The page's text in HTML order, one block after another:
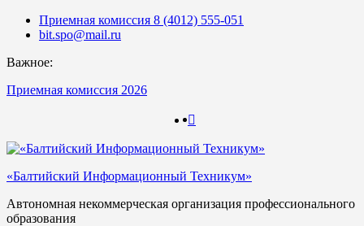
Skip
Приемная комиссия 8 (4012) 555-051
bit.spo@mail.ru
Важное:
Приемная комиссия 2026
«Балтийский Информационный Техникум»
Автономная некоммерческая организация профессионального
образования